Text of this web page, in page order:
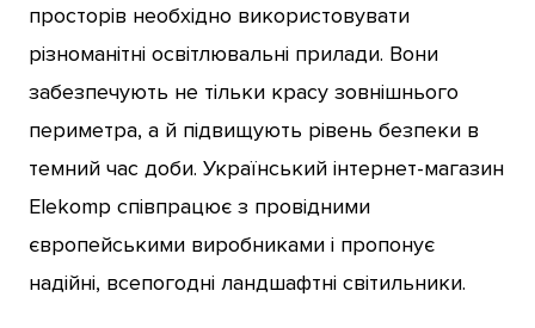
просторів необхідно використовувати
різноманітні освітлювальні прилади. Вони
забезпечують не тільки красу зовнішнього
периметра, а й підвищують рівень безпеки в
темний час доби. Український інтернет-магазин
Elekomp співпрацює з провідними
європейськими виробниками і пропонує
надійні, всепогодні ландшафтні світильники.